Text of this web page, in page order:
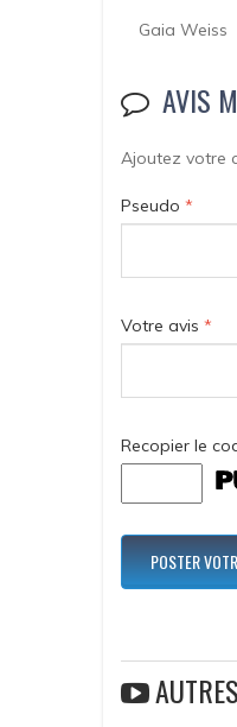
Gaia Weiss
AVIS
Ajoutez votre
Pseudo *
Votre avis *
Recopier le